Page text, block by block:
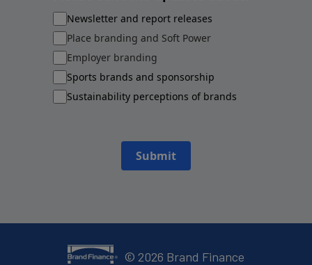
Newsletter and report releases
Place branding and Soft Power
Employer branding
Sports brands and sponsorship
Sustainability perceptions of brands
Submit
© 2026 Brand Finance